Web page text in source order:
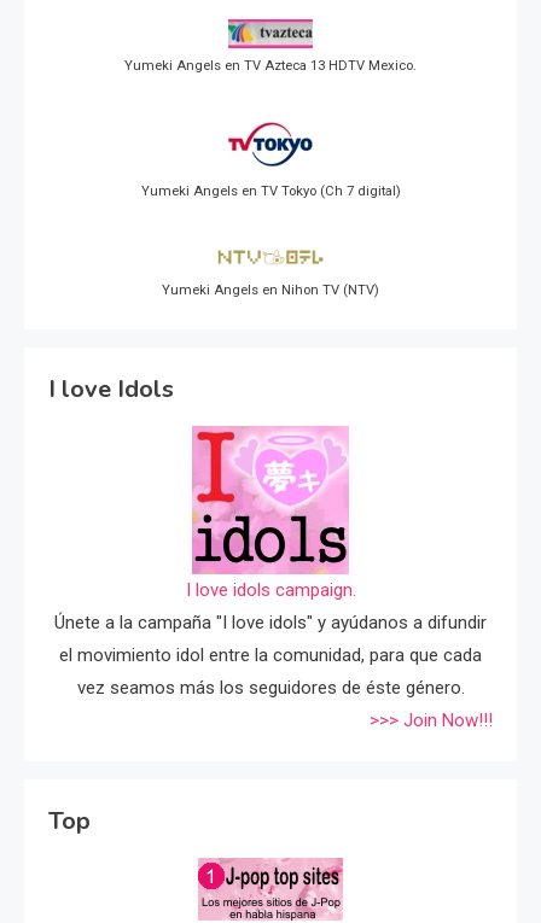
Yumeki Angels en TV Azteca 13 HDTV Mexico.
Yumeki Angels en TV Tokyo (Ch 7 digital)
Yumeki Angels en Nihon TV (NTV)
I love Idols
I love idols campaign.
Únete a la campaña "I love idols" y ayúdanos a difundir
el movimiento idol entre la comunidad, para que cada
vez seamos más los seguidores de éste género.
>>> Join Now!!!
Top